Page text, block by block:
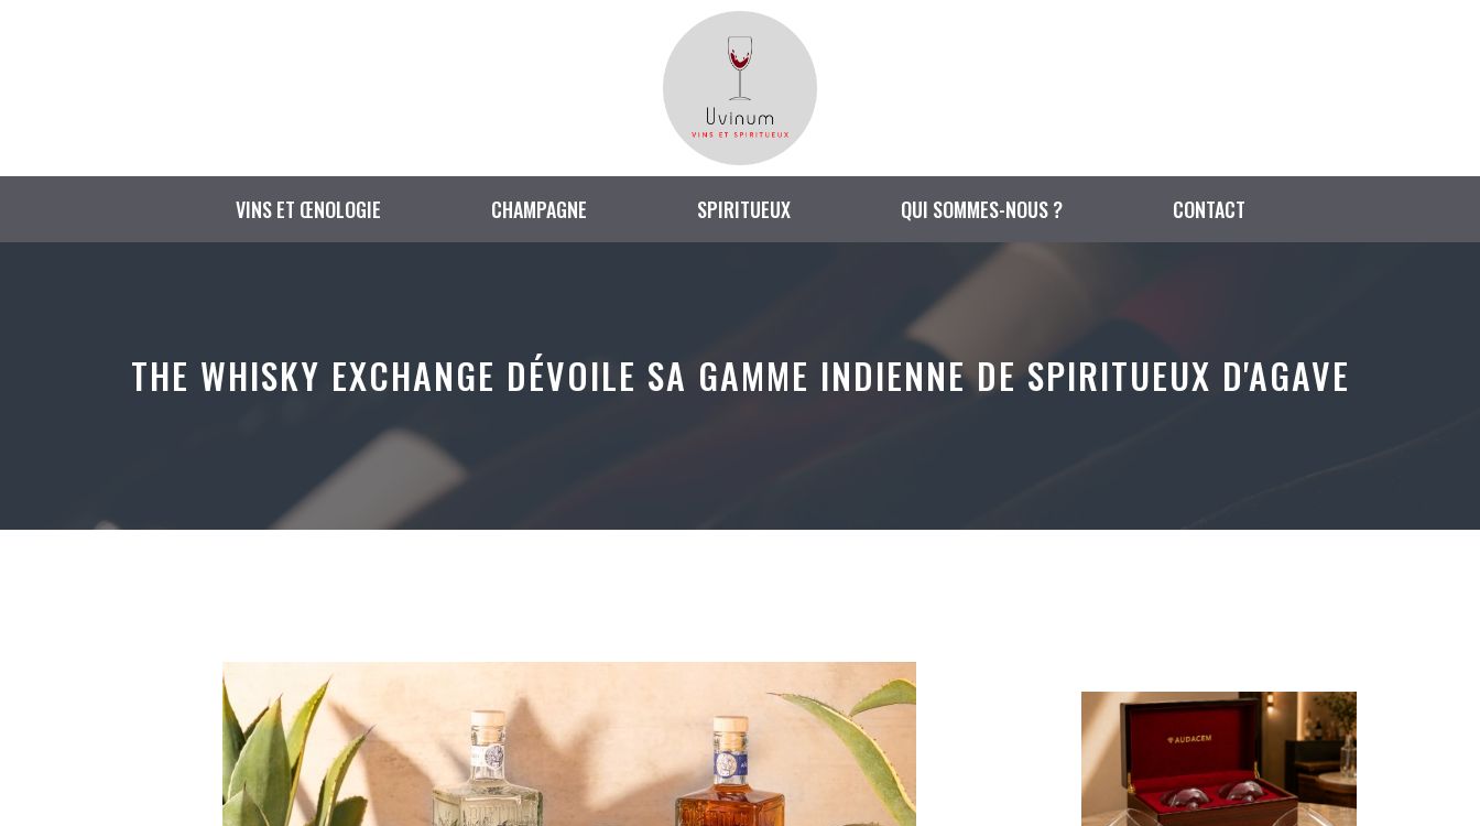
VINS ET ŒNOLOGIE CHAMPAGNE SPIRITUEUX QUI SOMMES-NOUS ? CONTACT
THE WHISKY EXCHANGE DÉVOILE SA GAMME INDIENNE DE SPIRITUEUX D'AGAVE